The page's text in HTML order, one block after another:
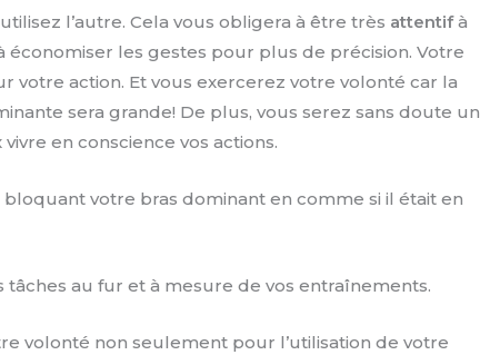
l’autre. Cela vous obligera à être très attentifà
économiser les gestes pour plus de précision. Votre
votre action. Et vous exercerez votre volonté car la
sera grande! De plus, vous serez sans doute un
en conscience vos actions.
votre bras dominant en comme si il était en
au fur et à mesure de vos entraînements.
volonté non seulement pour l’utilisation de votre